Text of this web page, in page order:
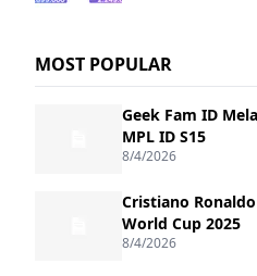
MOST POPULAR
Geek Fam ID
MPL ID S15
8/4/2026
Cristiano
World Cup 2025
8/4/2026